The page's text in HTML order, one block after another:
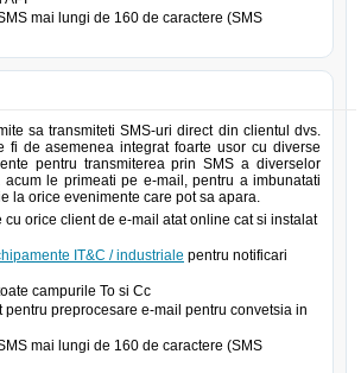
mai lungi de 160 de caractere (SMS
sa transmiteti SMS-uri direct din clientul dvs.
fi de asemenea integrat foarte usor cu diverse
pentru transmiterea prin SMS a diverselor
le primeati pe e-mail, pentru a imbunatati
la orice evenimente care pot sa apara.
cu orice client de e-mail atat online cat si instalat
IT&C / industriale pentru notificari
campurile To si Cc
pentru preprocesare e-mail pentru convetsia in
mai lungi de 160 de caractere (SMS